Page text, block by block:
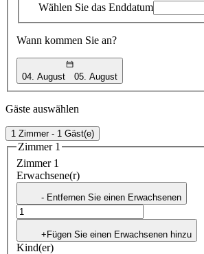
Wählen Sie das Enddatum
Wann kommen Sie an?
04. August 05. August
Gäste auswählen
1 Zimmer - 1 Gäst(e)
Zimmer 1
Zimmer 1
Erwachsene(r)
- Entfernen Sie einen Erwachsenen
+Fügen Sie einen Erwachsenen hinzu
Kind(er)